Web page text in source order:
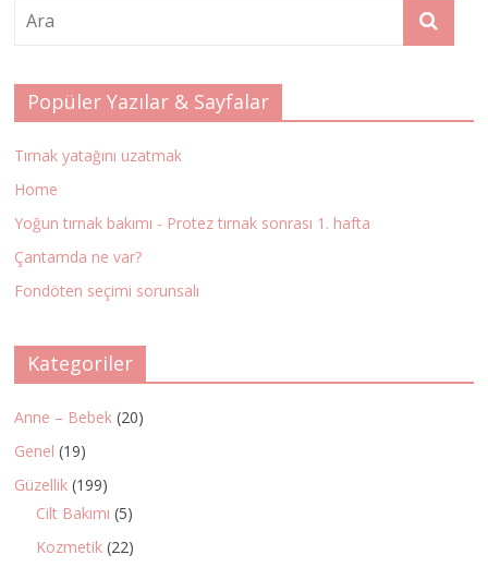
Popüler Yazılar & Sayfalar
Tırnak yatağını uzatmak
Home
Yoğun tırnak bakımı - Protez tırnak sonrası 1. hafta
Çantamda ne var?
Fondöten seçimi sorunsalı
Kategoriler
Anne – Bebek (20)
Genel (19)
Güzellik (199)
Cilt Bakımı (5)
Kozmetik (22)